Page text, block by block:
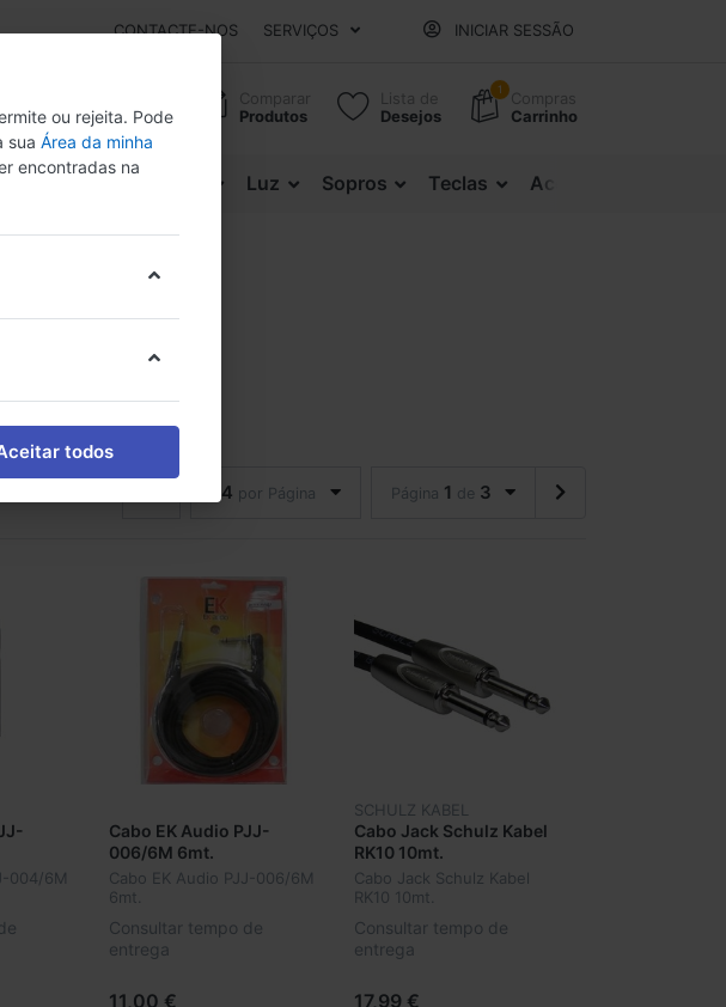
CONTACTE-NOS SERVIÇOS INICIAR SESSÃO
Comparar
Produtos
Lista de
Desejos
1
Compras
Carrinho
Luz Sopros Teclas Acessórios
24 por Página Página 1 de 3
004/6M
Cabo EK Audio PJJ-
006/6M 6mt.
Cabo EK Audio PJJ-006/6M
6mt.
Consultar tempo de
entrega
11,00 €
SCHULZ KABEL
Cabo Jack Schulz Kabel
RK10 10mt.
Cabo Jack Schulz Kabel
RK10 10mt.
Consultar tempo de
entrega
17,99 €
ou rejeita. Pode
sua Área da minha
encontradas na
todos